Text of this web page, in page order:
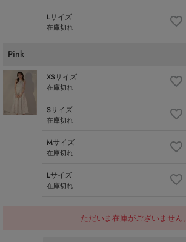
Lサイズ
在庫切れ
Pink
XSサイズ
在庫切れ
Sサイズ
在庫切れ
Mサイズ
在庫切れ
Lサイズ
在庫切れ
ただいま在庫がございません。